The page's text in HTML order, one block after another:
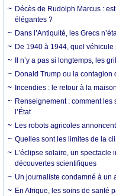
Décès de Rudolph Marcus :
élégantes ?
Dans l’Antiquité, les Grecs
De 1940 à 1944, quel
Il n’y a pas si longtemps, les
Donald Trump ou la contagion
Incendies : le retour à la
Renseignement : comment les
l’État
Les robots agricoles
Quelles sont les limites de la
L’éclipse solaire, un spectacle
découvertes scientifiques
Un journaliste condamné à un
En Afrique, les soins de santé